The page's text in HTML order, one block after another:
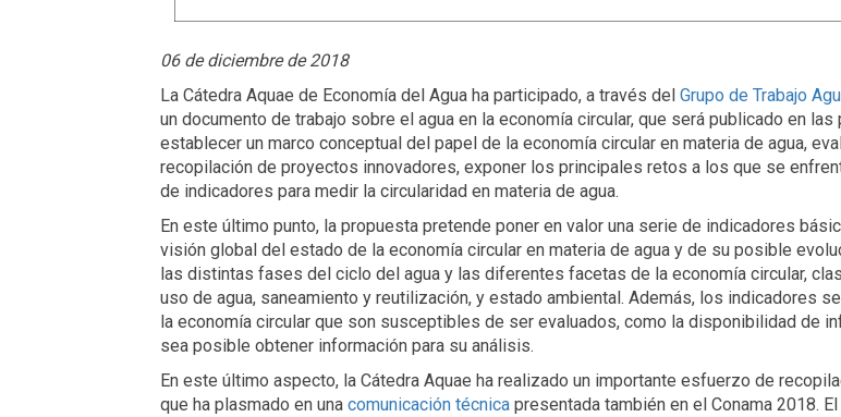
06 de diciembre de 2018
La Cátedra Aquae de Economía del Agua ha participado, a través del Grupo de Trabajo
un documento de trabajo sobre el agua en la economía circular, que será publicado en
establecer un marco conceptual del papel de la economía circular en materia de agua,
recopilación de proyectos innovadores, exponer los principales retos a los que se
de indicadores para medir la circularidad en materia de agua.
En este último punto, la propuesta pretende poner en valor una serie de indicadores
visión global del estado de la economía circular en materia de agua y de su posible
las distintas fases del ciclo del agua y las diferentes facetas de la economía circular,
uso de agua, saneamiento y reutilización, y estado ambiental. Además, los indicadores
la economía circular que son susceptibles de ser evaluados, como la disponibilidad de
sea posible obtener información para su análisis.
En este último aspecto, la Cátedra Aquae ha realizado un importante esfuerzo de
que ha plasmado en una comunicación técnica presentada también en el Conama 2018.